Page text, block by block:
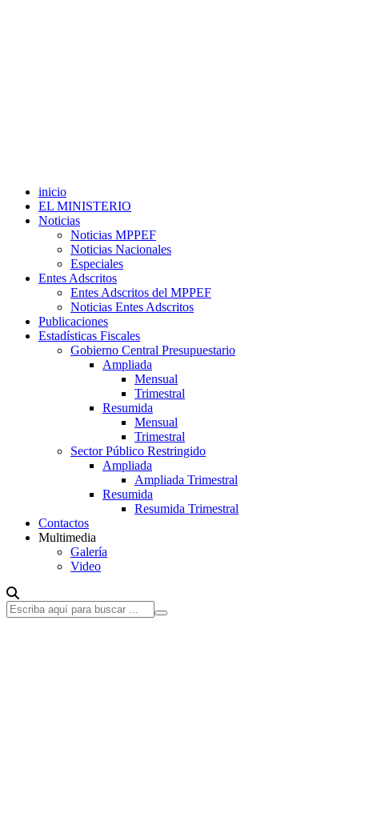
inicio
EL MINISTERIO
Noticias
Noticias MPPEF
Noticias Nacionales
Especiales
Entes Adscritos
Entes Adscritos del MPPEF
Noticias Entes Adscritos
Publicaciones
Estadísticas Fiscales
Gobierno Central Presupuestario
Ampliada
Mensual
Trimestral
Resumida
Mensual
Trimestral
Sector Público Restringido
Ampliada
Ampliada Trimestral
Resumida
Resumida Trimestral
Contactos
Multimedia
Galería
Video